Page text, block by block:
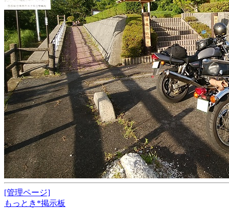
[管理ページ]
もっとき*掲示板